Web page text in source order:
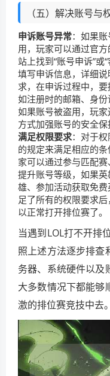
（五）解决账号与
申诉账号异常：如果
用，玩家可以通过官
站上找到“账号申诉”或
填写申诉信息，详细
求，在申诉过程中，要
如注册时的邮箱、身份
如果账号被盗用，玩
方式加强账号的安全保
满足权限要求：对于
的规定来满足相应的
家可以通过参与匹配赛
提升账号等级，如果
雄、参加活动获取免
足了所有的权限要求
以正常打开排位赛了。
当遇到LOL打不开排
照上述方法逐步排查
务器、系统硬件以及
大多数情况下都能够
激的排位赛竞技中去。